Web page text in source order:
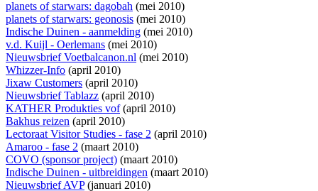
planets of starwars: dagobah (mei 2010)
planets of starwars: geonosis (mei 2010)
Indische Duinen - aanmelding (mei 2010)
v.d. Kuijl - Oerlemans (mei 2010)
Nieuwsbrief Voetbalcanon.nl (mei 2010)
Whizzer-Info (april 2010)
Jixaw Customers (april 2010)
Nieuwsbrief Tablazz (april 2010)
KATHER Produkties vof(april 2010)
Bakhus reizen (april 2010)
Lectoraat Visitor Studies - fase 2 (april 2010)
Amaroo - fase 2 (maart 2010)
COVO (sponsor project) (maart 2010)
Indische Duinen - uitbreidingen (maart 2010)
Nieuwsbrief AVP(januari 2010)